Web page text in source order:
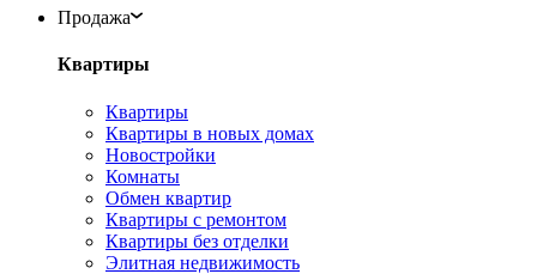
Продажа
Квартиры
Квартиры
Квартиры в новых домах
Новостройки
Комнаты
Обмен квартир
Квартиры с ремонтом
Квартиры без отделки
Элитная недвижимость